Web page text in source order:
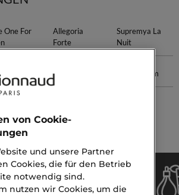
One For
Allegoria
Forte
Supremya La
Nuit
Make-Up Set Nachtserum
Serum
von Cookie-
und unsere Partner
Cookies, die für den Betrieb
notwendig sind.
nutzen wir Cookies, um die